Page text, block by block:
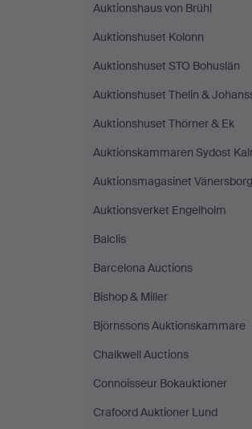
Auktionshaus von Brühl
Auktionshuset Kolonn
Auktionshuset STO Bohuslän
Auktionshuset Thelin &
Auktionshuset Thörner & Ek
Auktionskammaren Sydost
Auktionsmagasinet Vänersborg
Auktionsverket Engelholm
Balclis
Barcelona Auctions
Bishop & Miller
Björnssons Auktionskammare
Chalkwell Auctions
Connoisseur Bokauktioner
Crafoord Auktioner Lund